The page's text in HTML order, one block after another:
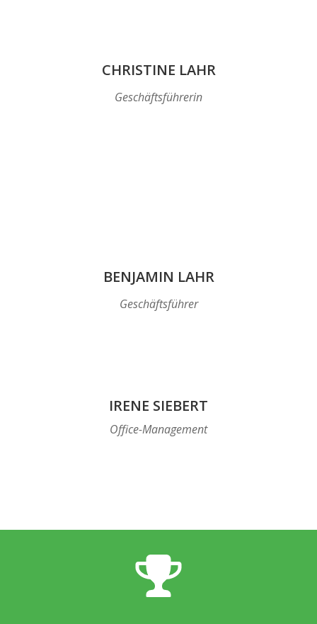
CHRISTINE LAHR
Geschäftsführerin
BENJAMIN LAHR
Geschäftsführer
IRENE SIEBERT
Office-Management